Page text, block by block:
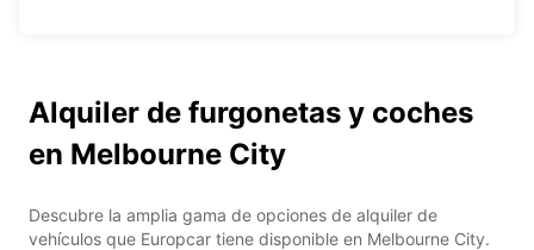
Alquiler de furgonetas y coches
en Melbourne City
Descubre la amplia gama de opciones de alquiler de
vehículos que Europcar tiene disponible en Melbourne City.